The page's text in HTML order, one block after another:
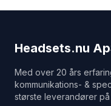
Headsets.nu
Med over 20 års
kommunikations- &
største leverandører